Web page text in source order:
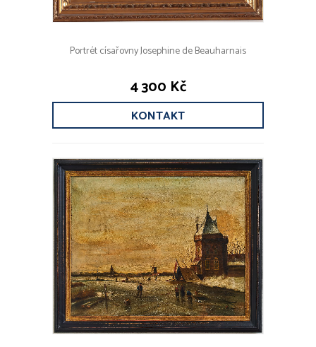
Portrét císařovny Josephine de Beauharnais
4 300 Kč
KONTAKT